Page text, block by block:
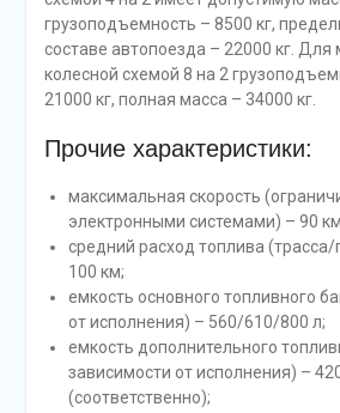
грузоподъемность – 8500 кг,
составе автопоезда – 22000 кг.
колесной схемой 8 на 2
21000 кг, полная масса – 34000 кг.
Прочие характеристики:
максимальная скорость
электронными системами) – 90
средний расход топлива
100 км;
емкость основного топливного
от исполнения) – 560/610/800 л;
емкость дополнительного
зависимости от исполнения) –
(соответственно);